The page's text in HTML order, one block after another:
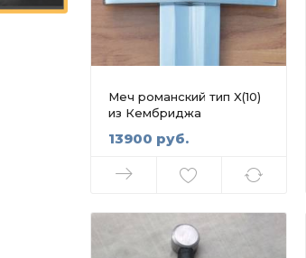
Меч романский тип X(10)
из Кембриджа
13900 руб.